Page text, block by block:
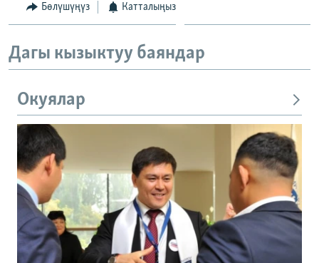
Бөлүшүңүз Катталыңыз
Дагы кызыктуу баяндар
Окуялар